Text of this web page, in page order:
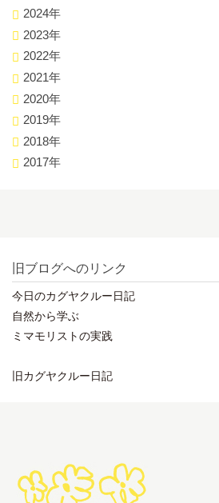
2024年
2023年
2022年
2021年
2020年
2019年
2018年
2017年
旧ブログへのリンク
今日のカグヤクルー日記
自然から学ぶ
ミマモリストの実践
旧カグヤクルー日記